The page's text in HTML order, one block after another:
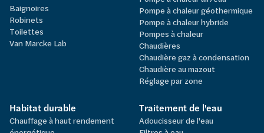
Baignoires
Robinets
Toilettes
Van Marcke Lab
Pompe à chaleur géothermique
Pompe à chaleur hybride
Pompes à chaleur
Chaudières
Chaudière gaz à condensation
Chaudière au mazout
Réglage par zone
Habitat durable
Chauffage à haut rendement
Traitement de l'eau
Adoucisseur de l'eau